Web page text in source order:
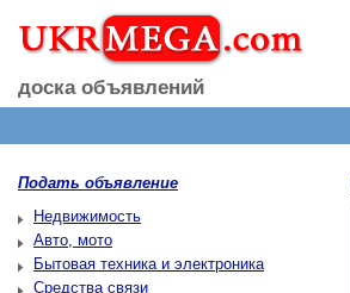
доска объявлений
Подать объявление
Недвижимость
Авто, мото
Бытовая техника и электроника
Средства связи